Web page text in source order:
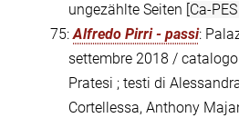
ungezählte Seiten [Ca-
75:Alfredo Pirri - passi:
settembre 2018 /
Pratesi ; testi di
Cortellessa, Anthony